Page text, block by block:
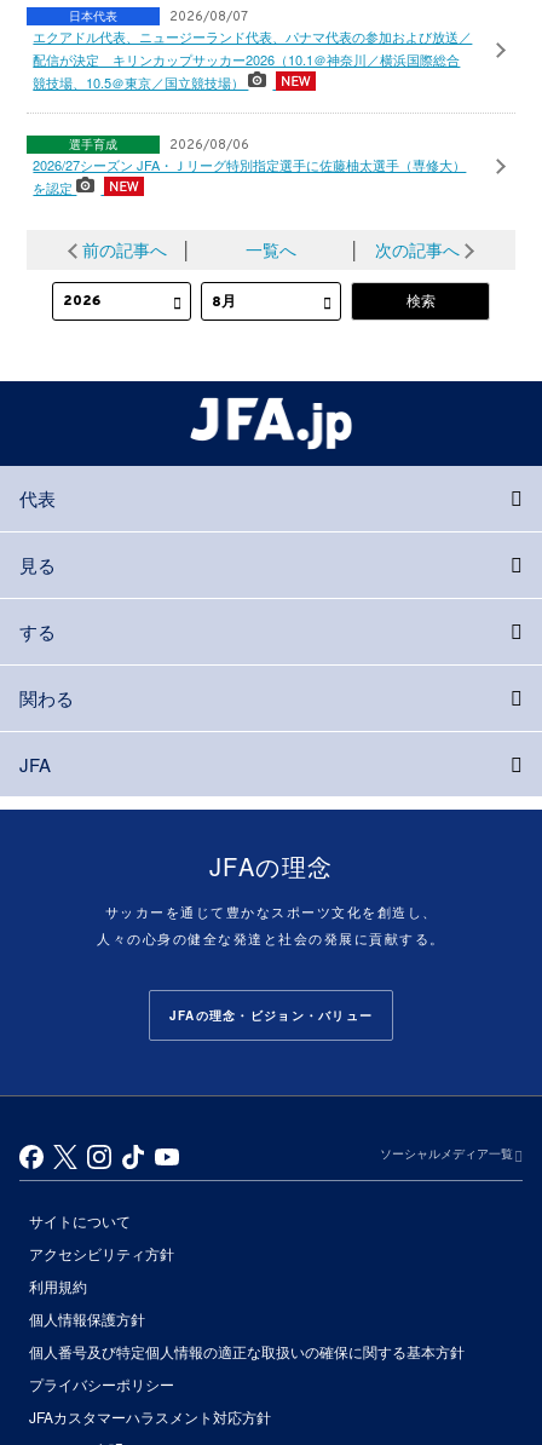
日本代表 2026/08/07
エクアドル代表、ニュージーランド代表、パナマ代表の参加および放送／
配信が決定 キリンカップサッカー2026（10.1＠神奈川／横浜国際総合
競技場、10.5＠東京／国立競技場）
選手育成 2026/08/06
2026/27シーズン JFA・Ｊリーグ特別指定選手に佐藤柚太選手（専修大）
を認定
前の記事へ 一覧へ 次の記事へ
代表
見る
する
関わる
JFA
JFAの理念
サッカーを通じて豊かなスポーツ文化を創造し、
人々の心身の健全な発達と社会の発展に貢献する。
JFAの理念・ビジョン・バリュー
ソーシャルメディア一覧
サイトについて
アクセシビリティ方針
利用規約
個人情報保護方針
個人番号及び特定個人情報の適正な取扱いの確保に関する基本方針
プライバシーポリシー
JFAカスタマーハラスメント対応方針